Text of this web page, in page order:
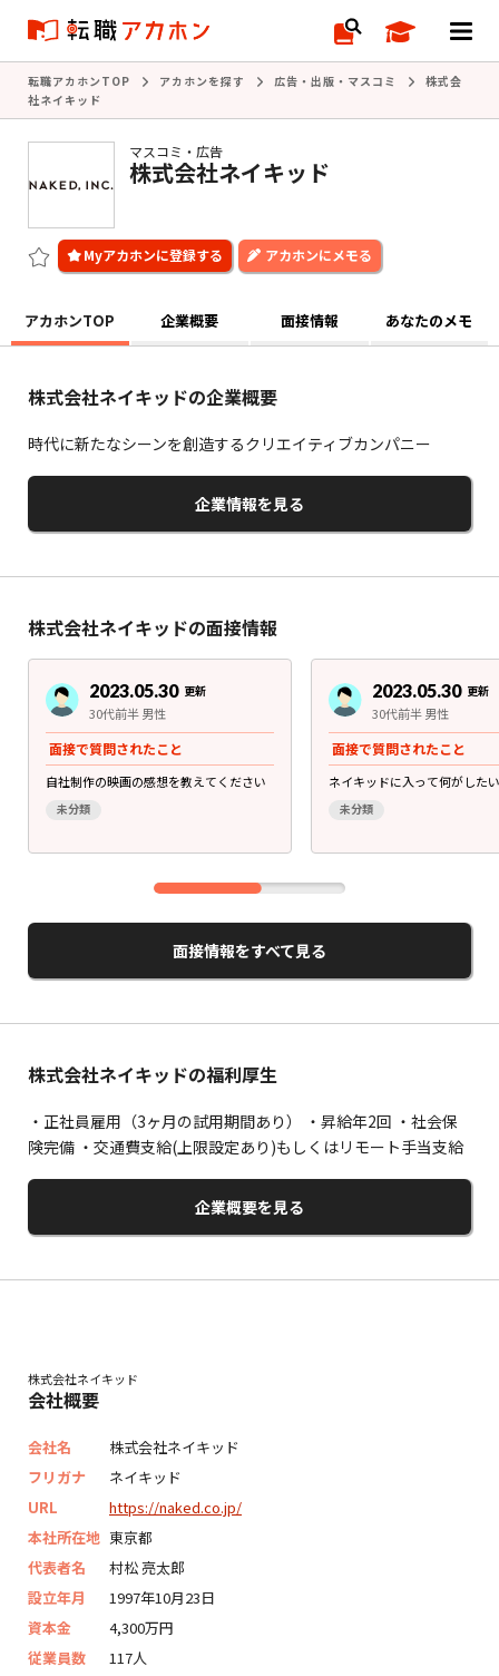
転職アカホンTOP アカホンを探す 広告・出版・マスコミ
株式会
社ネイキッド
マスコミ・広告
株式会社ネイキッド
アカホンにメモる
アカホンTOP 企業概要 面接情報 あなたのメモ
株式会社ネイキッドの企業概要
時代に新たなシーンを創造するクリエイティブカンパニー
企業情報を見る
株式会社ネイキッドの面接情報
2023.05.30 更新
30代前半 男性
面接で質問されたこと
自社制作の映画の感想を教えてください
未分類
2023.05.30 更新
30代前半 男性
面接で質問されたこと
ネイキッドに入って何がした
未分類
面接情報をすべて見る
株式会社ネイキッドの福利厚生
・正社員雇用（3ヶ月の試用期間あり） ・昇給年2回 ・社会保
険完備 ・交通費支給(上限設定あり)もしくはリモート手当支給
企業概要を見る
株式会社ネイキッド
会社概要
会社名
株式会社ネイキッド
フリガナ
ネイキッド
URL
https://naked.co.jp/
本社所在地 東京都
代表者名
村松 亮太郎
設立年月
1997年10月23日
資本金
4,300万円
従業員数
117人